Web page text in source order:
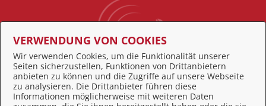
Behördennummer 115
VERWENDUNG VON COOKIES
Wir verwenden Cookies, um die Funktionalität unserer
Seiten sicherzustellen, Funktionen von Drittanbietern
anbieten zu können und die Zugriffe auf unsere Webseite
zu analysieren. Die Drittanbieter führen diese
Informationen möglicherweise mit weiteren Daten